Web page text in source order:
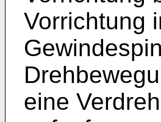
Vorrichtung
eine